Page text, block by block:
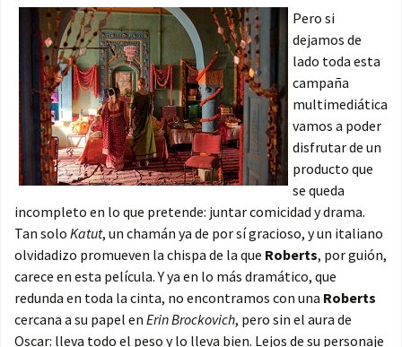
Pero si
dejamos de
lado toda esta
campaña
multimediática
vamos a poder
disfrutar de un
producto que
se queda
incompleto en lo que pretende: juntar comicidad y drama.
Tan solo Katut, un chamán ya de por sí gracioso, y un italiano
olvidadizo promueven la chispa de la que Roberts, por guión,
carece en esta película. Y ya en lo más dramático, que
redunda en toda la cinta, no encontramos con una Roberts
cercana a su papel en Erin Brockovich, pero sin el aura de
Oscar: lleva todo el peso y lo lleva bien. Lejos de su personaje